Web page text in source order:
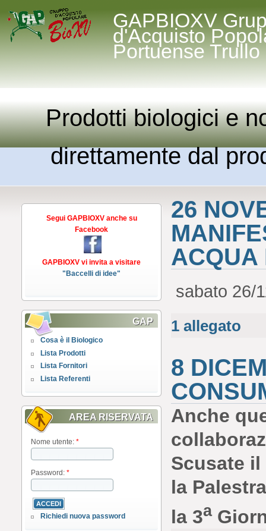
GAPBIOXV
d'Acquisto
Portuense Trullo
Prodotti biologici e
direttamente dal
Segui GAPBIOXV anche su
Facebook
GAPBIOXV vi invita a visitare
"Baccelli di idee"
GAP
Cosa è il Biologico
Lista Prodotti
Lista Fornitori
Lista Referenti
AREA RISERVATA
Nome utente: *
Password: *
Richiedi nuova password
26
ACQUA
sabato 26/
1 allegato
8
Anche
Scusate
la
la 3a